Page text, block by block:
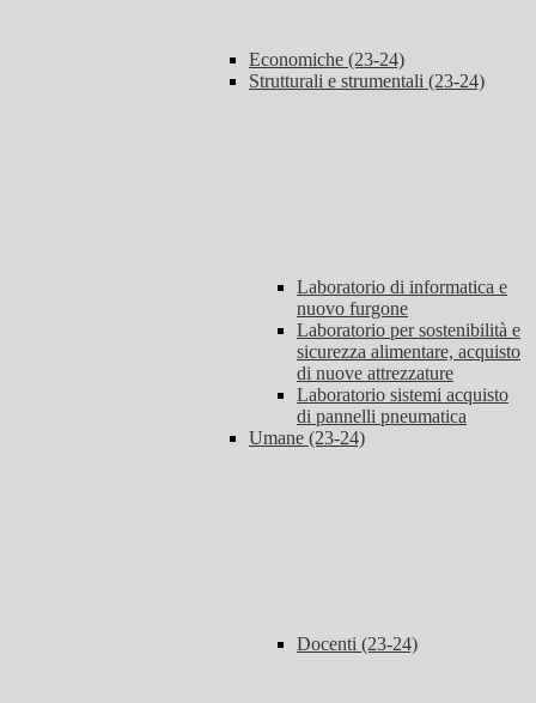
Economiche (23-24)
Strutturali e strumentali (23-24)
Laboratorio di informatica e
nuovo furgone
Laboratorio per sostenibilità e
sicurezza alimentare, acquisto
di nuove attrezzature
Laboratorio sistemi acquisto
di pannelli pneumatica
Umane (23-24)
Docenti (23-24)